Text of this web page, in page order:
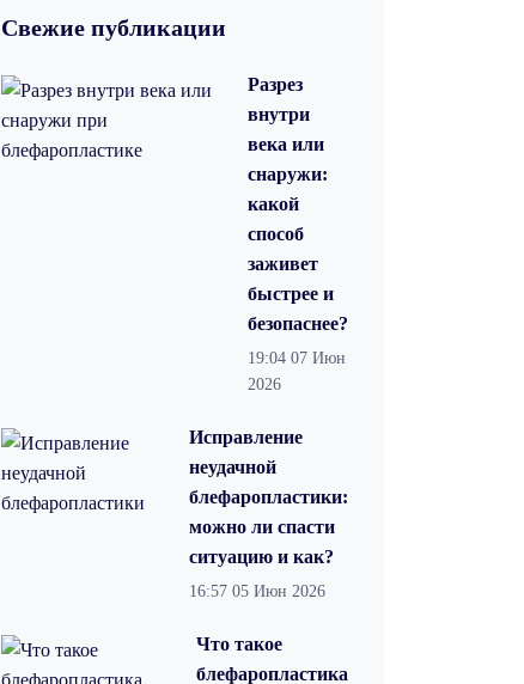
Свежие публикации
Разрез
внутри
века или
снаружи:
какой
способ
заживет
быстрее и
безопаснее?
19:04 07 Июн
2026
Исправление
неудачной
блефаропластики:
можно ли спасти
ситуацию и как?
16:57 05 Июн 2026
Что такое
блефаропластика